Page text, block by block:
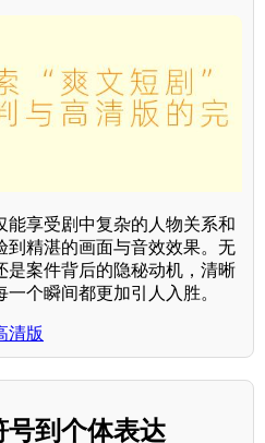
能享受剧中复杂的人物关系和
到精湛的画面与音效效果。无
是案件背后的隐秘动机，清晰
个瞬间都更加引人入胜。
清版
号到个体表达